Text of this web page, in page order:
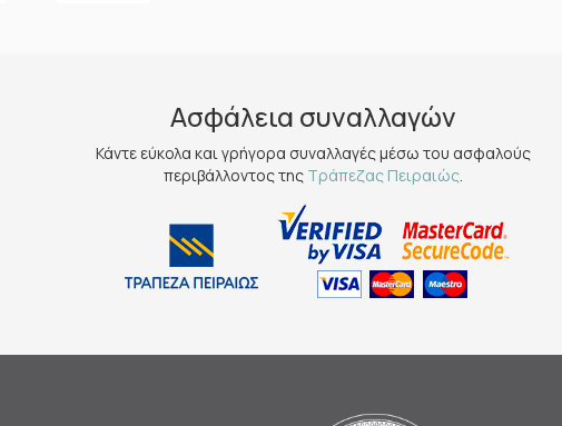
Ασφάλεια συναλλαγών
Κάντε εύκολα και γρήγορα συναλλαγές μέσω του ασφαλούς
περιβάλλοντος της Τράπεζας Πειραιώς.